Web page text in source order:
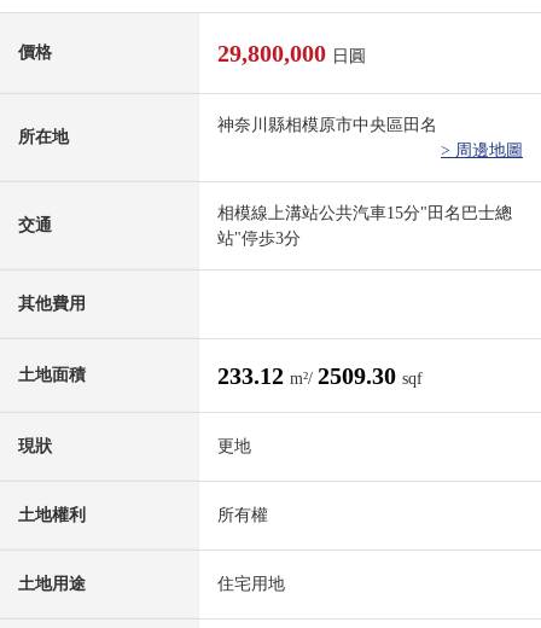
價格 29,800,000 日圓
所在地
神奈川縣相模原市中央區田名
> 周邊地圖
交通
相模線上溝站公共汽車15分"田名巴士總
站"停歩3分
其他費用
土地面積 233.12 m²/ 2509.30 sqf
現狀 更地
土地權利 所有權
土地用途 住宅用地